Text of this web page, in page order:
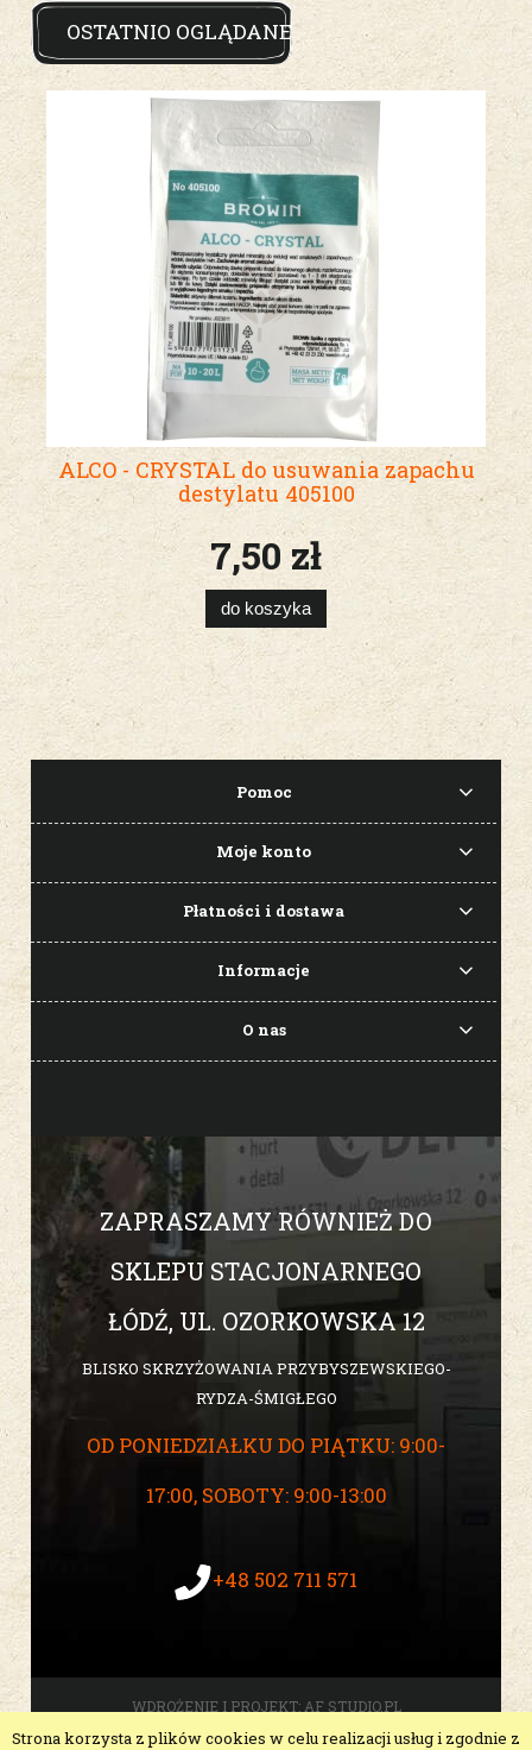
Strona korzysta z plików cookies w celu realizacji usług i zgodnie z
OSTATNIO OGLĄDANE
ALCO - CRYSTAL do usuwania zapachu
destylatu 405100
7,50 zł
do koszyka
Pomoc
Moje konto
Płatności i dostawa
Informacje
O nas
ZAPRASZAMY RÓWNIEŻ DO
SKLEPU STACJONARNEGO
ŁÓDŹ, UL. OZORKOWSKA 12
BLISKO SKRZYŻOWANIA PRZYBYSZEWSKIEGO-
RYDZA-ŚMIGŁEGO
OD PONIEDZIAŁKU DO PIĄTKU: 9:00-
17:00, SOBOTY: 9:00-13:00
+48 502 711 571
WDROŻENIE I PROJEKT:AF STUDIO.PL